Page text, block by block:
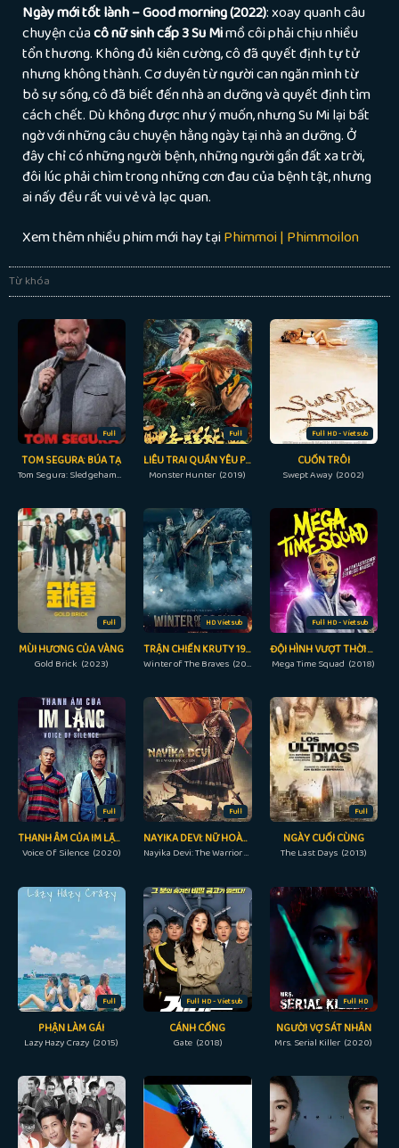
Ngày mới tốt lành – Good morning (2022): xoay quanh câu
chuyện củacô nữ sinh cấp 3 Su Mimồ côi phải chịu nhiều
tổn thương. Không đủ kiên cường, cô đã quyết định tự tử
nhưng không thành. Cơ duyên từ người can ngăn mình từ
bỏ sự sống, cô đã biết đến nhà an dưỡng và quyết định tìm
cách chết. Dù không được như ý muốn, nhưng Su Mi lại bất
ngờ với những câu chuyện hằng ngày tại nhà an dưỡng. Ở
đây chỉ có những người bệnh, những người gần đất xa trời,
đôi lúc phải chìm trong những cơn đau của bệnh tật, nhưng
ai nấy đều rất vui vẻ và lạc quan.
Xem thêm nhiều phim mới hay tạiPhimmoi | Phimmoilon
Từ khóa
Full
TOM SEGURA: BÚA TẠ
Tom Segura: Sledgehammer (2023)
Full
LIÊU TRAI QUẦN YÊU PHỔ
Monster Hunter (2019)
Full HD - Vietsub
CUỐN TRÔI
Swept Away (2002)
Full
MÙI HƯƠNG CỦA VÀNG
Gold Brick (2023)
HD Vietsub
TRẬN CHIẾN KRUTY 1918
Winter of The Braves (2019)
Full HD - Vietsub
ĐỘI HÌNH VƯỢT THỜI GIAN
Mega Time Squad (2018)
Full
THANH ÂM CỦA IM LẶNG
Voice Of Silence (2020)
Full
NAYIKA DEVI: NỮ HOÀNG CHIẾN BINH
Nayika Devi: The Warrior Queen (2022)
Full
NGÀY CUỐI CÙNG
The Last Days (2013)
Full
PHẬN LÀM GÁI
Lazy Hazy Crazy (2015)
Full HD - Vietsub
CÁNH CỔNG
Gate (2018)
Full HD
NGƯỜI VỢ SÁT NHÂN
Mrs. Serial Killer (2020)